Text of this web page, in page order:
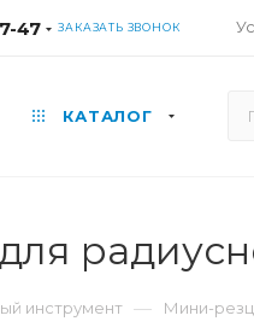
47 ЗАКАЗАТЬ ЗВОНОК
КАТАЛОГ
инструмент — Мини-